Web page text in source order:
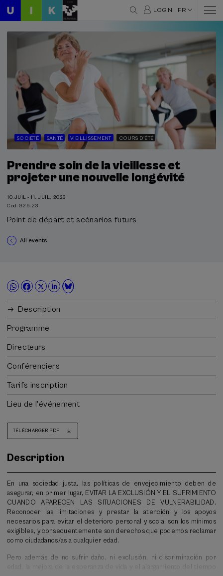
LOGIN FR
SOCIÉTÉ SANTÉ VIEILLISSEMENT COURS D'ÉTÉ
Prendre soin de la vieillesse et
projeter une nouvelle longévité
10.JUIL - 11. JUIL, 2023
Cod. G26-23
Point de départ et scénarios futurs
All events
Description
Programme
Directeurs
Conférenciers
Tarifs inscription
Lieu de l'événement
TÉLÉCHARGER PDF
Description
En una sociedad justa, las políticas de envejecimiento deben de
asegurar, en primer lugar, EVITAR LA EXCLUSIÓN Y EL SUFRIMIENTO
CUANDO APARECEN LAS SITUACIONES DE VULNERABILIDAD.
Reconocer las limitaciones y prestar la atención y los apoyos
necesarios para evitar el deterioro personal y social son los mínimos
exigibles, y consecuentemente son derechos que podemos reclamar
como ciudadanos/as a cualquier edad.
Pero además de no sufrir daño, ni exclusión, ni discriminación por
edad, la mejora de la esperanza de vida y el alargamiento del tiempo